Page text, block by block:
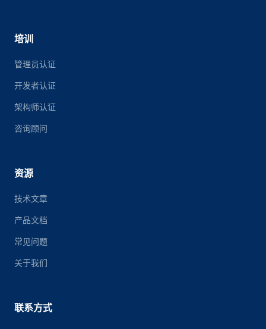
培训
管理员认证
开发者认证
架构师认证
咨询顾问
资源
技术文章
产品文档
常见问题
关于我们
联系方式